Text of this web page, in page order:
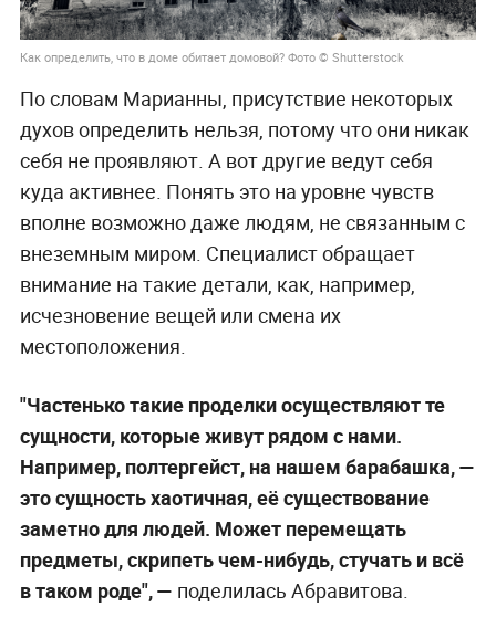
Как определить, что в доме обитает домовой? Фото © Shutterstock
По словам Марианны, присутствие некоторых
духов определить нельзя, потому что они никак
себя не проявляют. А вот другие ведут себя
куда активнее. Понять это на уровне чувств
вполне возможно даже людям, не связанным с
внеземным миром. Специалист обращает
внимание на такие детали, как, например,
исчезновение вещей или смена их
местоположения.
"Частенько такие проделки осуществляют те
сущности, которые живут рядом с нами.
Например, полтергейст, на нашем барабашка, —
это сущность хаотичная, её существование
заметно для людей. Может перемещать
предметы, скрипеть чем-нибудь, стучать и всё
в таком роде", — поделилась Абравитова.